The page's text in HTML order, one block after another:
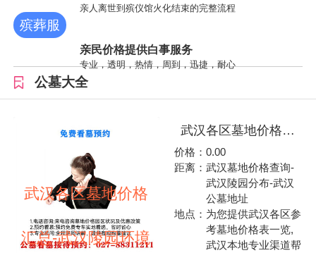
亲人离世到殡仪馆火化结束的完整流程
殡葬服
亲民价格提供白事服务
专业，透明，热情，周到，迅捷，耐心
公墓大全
武汉各区墓地价格
汇总-武汉陵园环境
武汉各区墓地价格汇总-武汉陵园环境公墓地址查询
价格：0.00
距离：武汉墓地价格查询-
武汉陵园分布-武汉
公墓地址
地点： 为您提供武汉各区参
考墓地价格表一览,
武汉本地专业渠道帮